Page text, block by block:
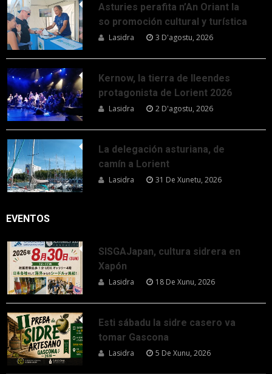
Asturies perafita n’An Oriant la
so promoción cultural y turística
Lasidra 3 D'agostu, 2026
Kernow, la tierra de lleendes
protagonista de Lorient 2026
Lasidra 2 D'agostu, 2026
La delegación asturiana, de
camín a Lorient
Lasidra 31 De Xunetu, 2026
EVENTOS
SISGAJapan, cultura sidrera en
Xapón
Lasidra 18 De Xunu, 2026
Esti sábadu la sidre casero va
tomar Gascona
Lasidra 5 De Xunu, 2026